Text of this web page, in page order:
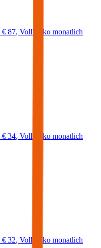
€ 87, Vollkasko monatlich
€ 34, Vollkasko monatlich
€ 32, Vollkasko monatlich